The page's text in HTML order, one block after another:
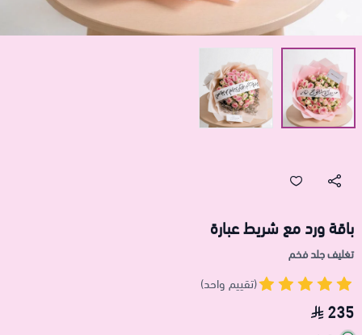
باقة ورد مع شريط عبارة
تغليف جلد فخم
(تقييم واحد)
235